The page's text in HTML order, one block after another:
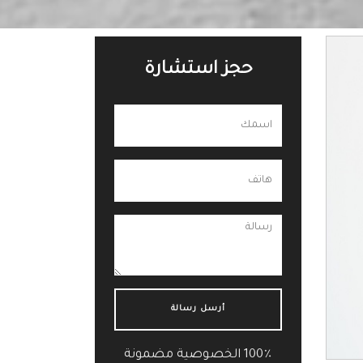
حجز استشارة
100٪ الخصوصية مضمونة